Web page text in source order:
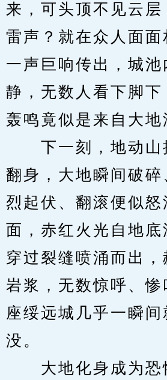
来，可头顶不见云层
雷声？就在众人面面
一声巨响传出，城池
静，无数人看下脚下
轰鸣竟似是来自大地
下一刻，地动山
翻身，大地瞬间破碎
烈起伏、翻滚便似怒
面，赤红火光自地底
穿过裂缝喷涌而出，
岩浆，无数惊呼、惨
座绥远城几乎一瞬间
没。
大地化身成为恐